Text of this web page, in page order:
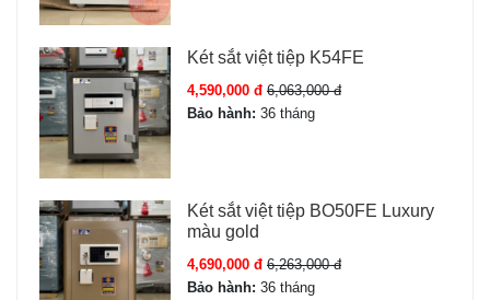
Két sắt việt tiệp K54FE
4,590,000 đ 6,063,000 đ
Bảo hành: 36 tháng
Két sắt việt tiệp BO50FE Luxury
màu gold
4,690,000 đ 6,263,000 đ
Bảo hành: 36 tháng